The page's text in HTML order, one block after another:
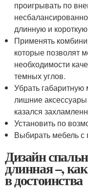
проигрывать по
длинную и
Применять
которые позволят
необходимости
темных углов.
Убрать
лишние
казался
Установить по
Выбирать мебель
Дизайн
длинная –,
в достоинства